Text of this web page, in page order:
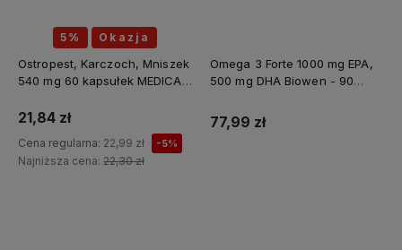
5% Okazja
Ostropest, Karczoch, Mniszek
540 mg 60 kapsułek MEDICA
21,84 zł
Cena regularna: 22,99 zł -5%
Najniższa cena: 22,30 zł
Omega 3 Forte 1000 mg EPA,
500 mg DHA Biowen - 90
77,99 zł